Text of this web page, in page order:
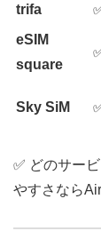
trifa
eSIM
square
Sky SiM
✅ どのサー
やすさなら